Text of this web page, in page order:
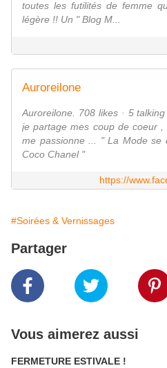
toutes les futilités de femme
légère !! Un " Blog M...
Auroreilone
Auroreilone. 708 likes · 5
je partage mes coup de coeur
me passionne ... " La Mode se
Coco Chanel "
https://
#Soirées & Vernissages
Partager
Vous aimerez aussi
FERMETURE ESTIVALE !